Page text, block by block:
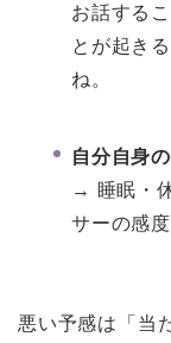
お話する
とが起き
ね。
自分自身
→ 睡眠・
サーの感
悪い予感は「当